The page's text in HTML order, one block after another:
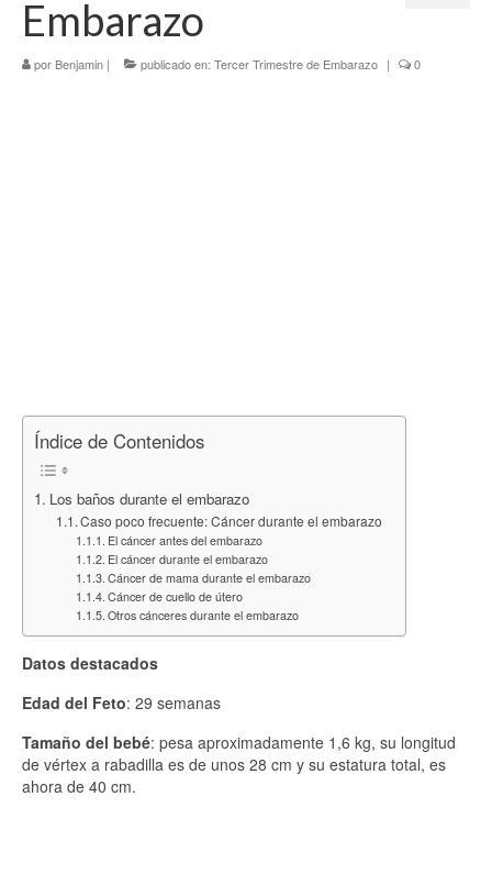
Tercer Trimestre
Blog
Embarazo
por Benjamin | publicado en: Tercer Trimestre de Embarazo | 0
Índice de Contenidos
Los baños durante el embarazo
Caso poco frecuente: Cáncer durante el embarazo
El cáncer antes del embarazo
El cáncer durante el embarazo
Cáncer de mama durante el embarazo
Cáncer de cuello de útero
Otros cánceres durante el embarazo
Datos destacados
Edad del Feto: 29 semanas
Tamaño del bebé: pesa aproximadamente 1,6 kg, su longitud
de vértex a rabadilla es de unos 28 cm y su estatura total, es
ahora de 40 cm.